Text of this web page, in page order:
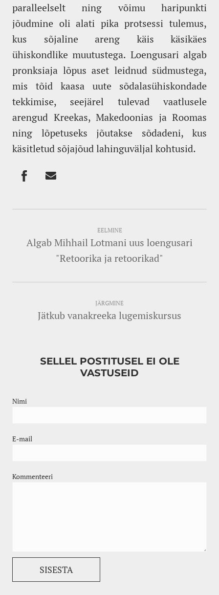
paralleelselt ning võimu haripunkti
jõudmine oli alati pika protsessi tulemus,
kus sõjaline areng käis käsikäes
ühiskondlike muutustega. Loengusari algab
pronksiaja lõpus aset leidnud südmustega,
mis tõid kaasa uute sõdalasühiskondade
tekkimise, seejärel tulevad vaatlusele
arengud Kreekas, Makedoonias ja Roomas
ning lõpetuseks jõutakse sõdadeni, kus
käsitletud sõjajõud lahinguväljal kohtusid.
EELMINE
Algab Mihhail Lotmani uus loengusari
"Retoorika ja retoorikad"
JÄRGMINE
Jätkub vanakreeka lugemiskursus
SELLEL POSTITUSEL EI OLE
VASTUSEID
Nimi
E-mail
Kommenteeri